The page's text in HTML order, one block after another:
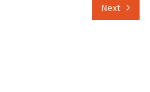
Next